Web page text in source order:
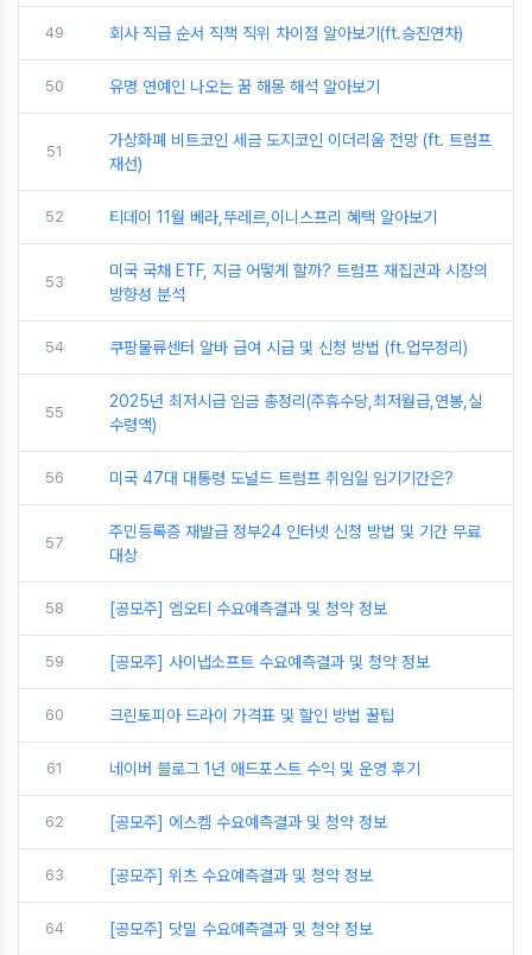
49 회사 직급 순서 직책 직위 차이점 알아보기(ft.승진연차)
50 유명 연예인 나오는 꿈 해몽 해석 알아보기
51
가상화폐 비트코인 세금 도지코인 이더리움 전망 (ft. 트럼프
재선)
52 티데이 11월 베라,뚜레르,이니스프리 혜택 알아보기
53
미국 국채 ETF, 지금 어떻게 할까? 트럼프 재집권과 시장의
방향성 분석
54 쿠팡물류센터 알바 급여 시급 및 신청 방법 (ft.업무정리)
55
2025년 최저시급 임금 총정리(주휴수당,최저월급,연봉,실
수령액)
56 미국 47대 대통령 도널드 트럼프 취임일 임기기간은?
57
주민등록증 재발급 정부24 인터넷 신청 방법 및 기간 무료
대상
58 [공모주] 엠오티 수요예측결과 및 청약 정보
59 [공모주] 사이냅소프트 수요예측결과 및 청약 정보
60 크린토피아 드라이 가격표 및 할인 방법 꿀팁
61 네이버 블로그 1년 애드포스트 수익 및 운영 후기
62 [공모주] 에스켐 수요예측결과 및 청약 정보
63 [공모주] 위츠 수요예측결과 및 청약 정보
64 [공모주] 닷밀 수요예측결과 및 청약 정보